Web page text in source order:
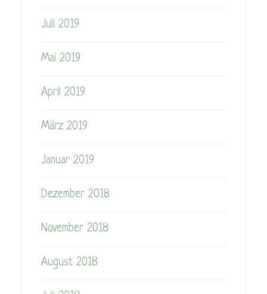
Juli 2019
Mai 2019
April 2019
März 2019
Januar 2019
Dezember 2018
November 2018
August 2018